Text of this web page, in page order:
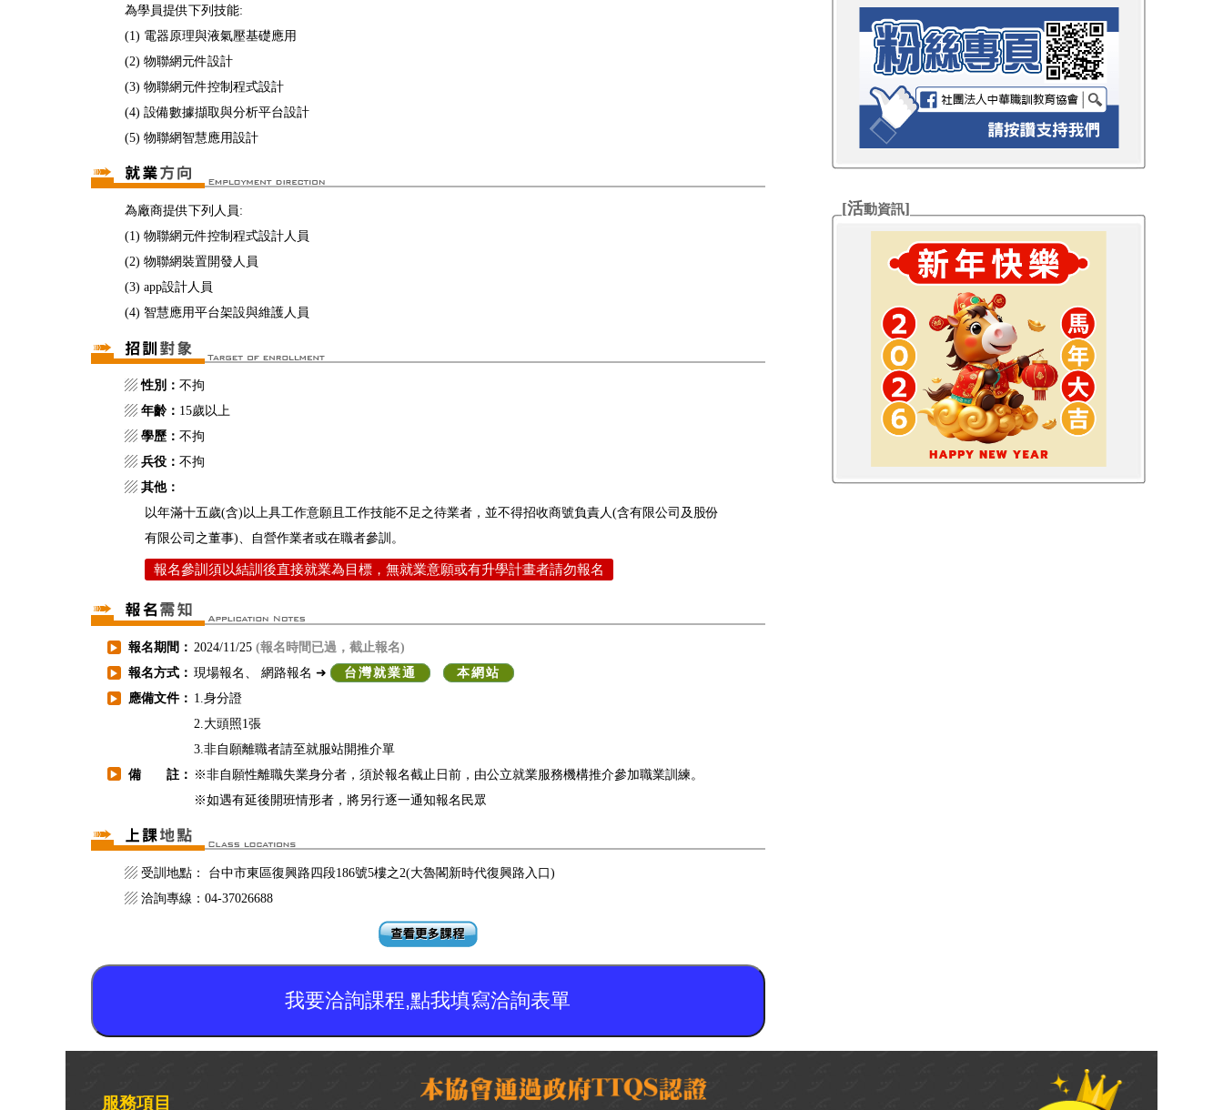
為學員提供下列技能:
(1) 電器原理與液氣壓基礎應用
(2) 物聯網元件設計
(3) 物聯網元件控制程式設計
(4) 設備數據擷取與分析平台設計
(5) 物聯網智慧應用設計
為廠商提供下列人員:
(1) 物聯網元件控制程式設計人員
(2) 物聯網裝置開發人員
(3) app設計人員
(4) 智慧應用平台架設與維護人員
▨性別： 不拘
▨ 年齡： 15歲以上
▨ 學歷： 不拘
▨ 兵役： 不拘
▨ 其他：
以年滿十五歲(含)以上具工作意願且工作技能不足之待業者，並不得招收商號負責人(含有限公司及股份
有限公司之董事)、自營作業者或在職者參訓。
報名參訓須以結訓後直接就業為目標，無就業意願或有升學計畫者請勿報名
▶ 報名期間： 2024/11/25 (報名時間已過，截止報名)
▶ 報名方式： 現場報名、 網路報名 ➜ 台灣就業通 本網站
▶ 應備文件： 1.身分證
2.大頭照1張
3.非自願離職者請至就服站開推介單
▶ 備 註： ※非自願性離職失業身分者，須於報名截止日前，由公立就業服務機構推介參加職業訓練。
※如遇有延後開班情形者，將另行逐一通知報名民眾
▨ 受訓地點： 台中市東區復興路四段186號5樓之2(大魯閣新時代復興路入口)
▨ 洽詢專線：04-37026688
我要洽詢課程,點我填寫洽詢表單
[活動資訊]
服務項目